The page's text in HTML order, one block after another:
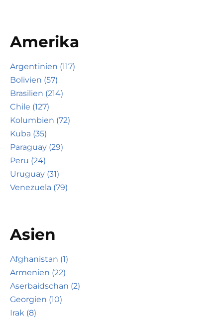
Amerika
Argentinien (117)
Bolivien (57)
Brasilien (214)
Chile (127)
Kolumbien (72)
Kuba (35)
Paraguay (29)
Peru (24)
Uruguay (31)
Venezuela (79)
Asien
Afghanistan (1)
Armenien (22)
Aserbaidschan (2)
Georgien (10)
Irak (8)